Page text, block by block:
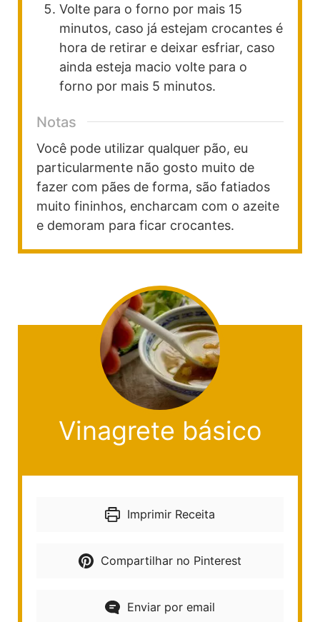
Volte para o forno por mais 15
minutos, caso já estejam crocantes é
hora de retirar e deixar esfriar, caso
ainda esteja macio volte para o
forno por mais 5 minutos.
Notas
Você pode utilizar qualquer pão, eu
particularmente não gosto muito de
fazer com pães de forma, são fatiados
muito fininhos, encharcam com o azeite
e demoram para ficar crocantes.
Vinagrete básico
Imprimir Receita
Compartilhar no Pinterest
Enviar por email